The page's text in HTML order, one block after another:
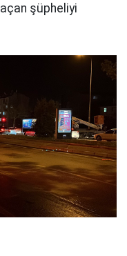
şüpheliyi